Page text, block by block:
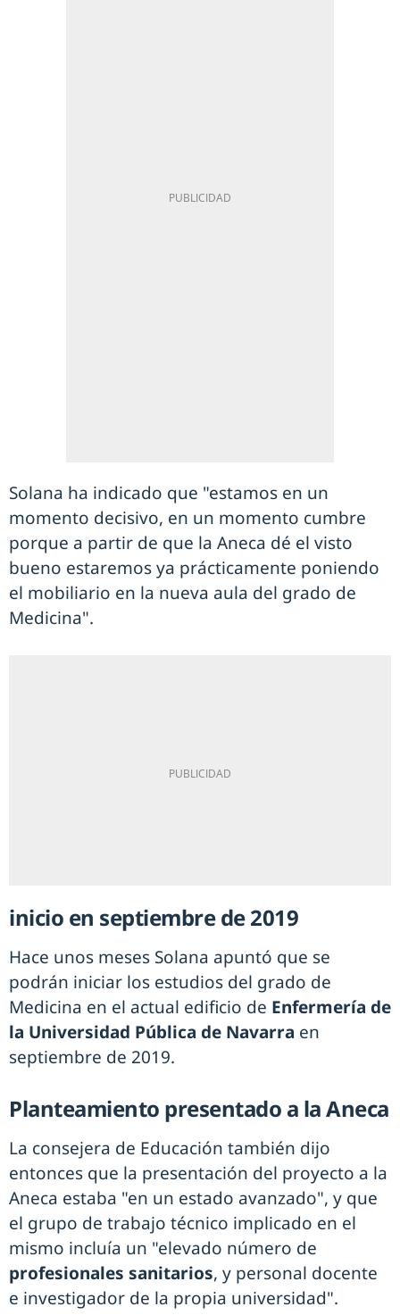
Solana ha indicado que "estamos en un
momento decisivo, en un momento cumbre
porque a partir de que la Aneca dé el visto
bueno estaremos ya prácticamente poniendo
el mobiliario en la nueva aula del grado de
Medicina".
inicio en septiembre de 2019
Hace unos meses Solana apuntó que se
podrán iniciar los estudios del grado de
Medicina en el actual edificio de Enfermería de
la Universidad Pública de Navarra en
septiembre de 2019.
Planteamiento presentado a la Aneca
La consejera de Educación también dijo
entonces que la presentación del proyecto a la
Aneca estaba "en un estado avanzado", y que
el grupo de trabajo técnico implicado en el
mismo incluía un "elevado número de
profesionales sanitarios, y personal docente
e investigador de la propia universidad".